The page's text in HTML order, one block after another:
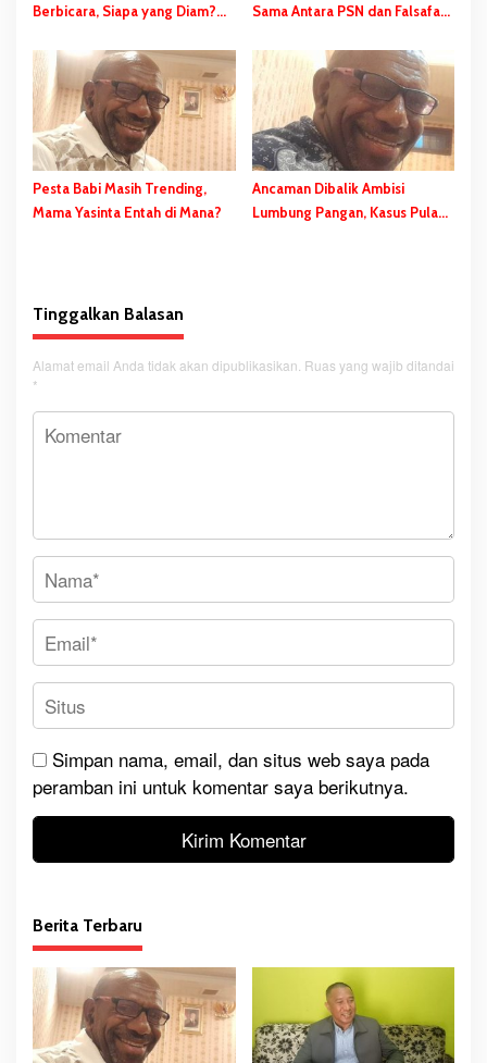
Berbicara, Siapa yang Diam?
Diam-Diam Negara
Sama Antara PSN dan Falsafah
Dalam Budaya Orang Malind
Pesta Babi Masih Trending,
Mama Yasinta Entah di Mana?
Ancaman Dibalik Ambisi
Lumbung Pangan, Kasus Pulau
Tinggalkan Balasan
Alamat email Anda tidak akan dipublikasikan. Ruas yang wajib ditandai
*
Simpan nama, email, dan situs web saya pada
peramban ini untuk komentar saya berikutnya.
Berita Terbaru